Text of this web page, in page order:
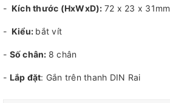
- Kích thước (HxWxD): 72 x 23 x 31mm
- Kiểu: bắt vít
- Số chân: 8 chân
- Lắp đặt: Gắn trên thanh DIN Rai